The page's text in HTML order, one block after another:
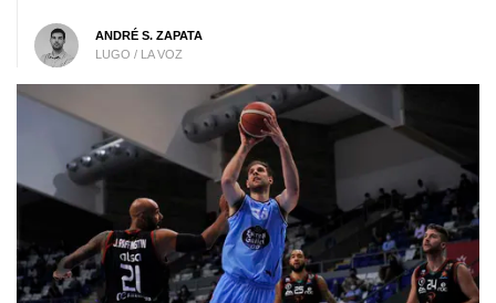
ANDRÉ S. ZAPATA
LUGO / LA VOZ